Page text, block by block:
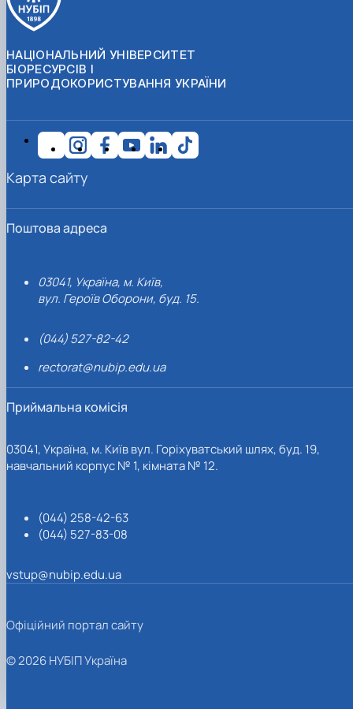
НАЦІОНАЛЬНИЙ УНІВЕРСИТЕТ
БІОРЕСУРСІВ І
ПРИРОДОКОРИСТУВАННЯ УКРАЇНИ
Поштова адреса
03041, Україна, м. Київ,
вул. Героїв Оборони, буд. 15.
(044) 527-82-42
rectorat@nubip.edu.ua
Приймальна комісія
03041, Україна, м. Київ вул. Горіхуватський шлях, буд. 19,
навчальний корпус № 1, кімната № 12.
(044) 258-42-63
(044) 527-83-08
vstup@nubip.edu.ua
Карта сайту
Офіційний портал сайту
© 2026 НУБІП Україна